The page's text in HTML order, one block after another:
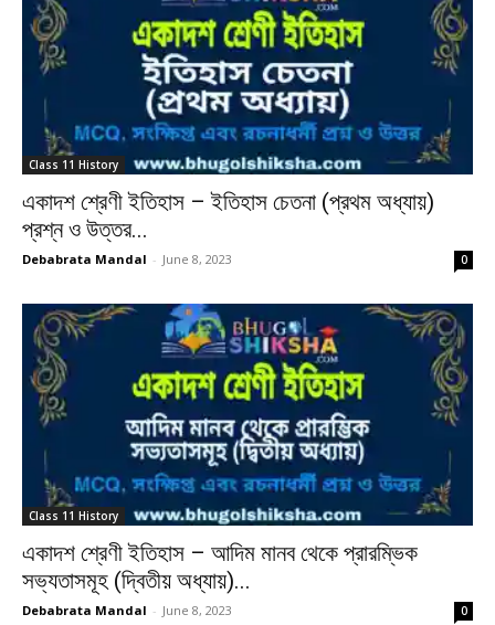
Class 11 History
একাদশ শ্রেণী ইতিহাস – ইতিহাস চেতনা (প্রথম অধ্যায়)
প্রশ্ন ও উত্তর...
Debabrata Mandal - June 8, 2023 0
Class 11 History
একাদশ শ্রেণী ইতিহাস – আদিম মানব থেকে প্রারম্ভিক
সভ্যতাসমূহ (দ্বিতীয় অধ্যায়)...
Debabrata Mandal - June 8, 2023 0